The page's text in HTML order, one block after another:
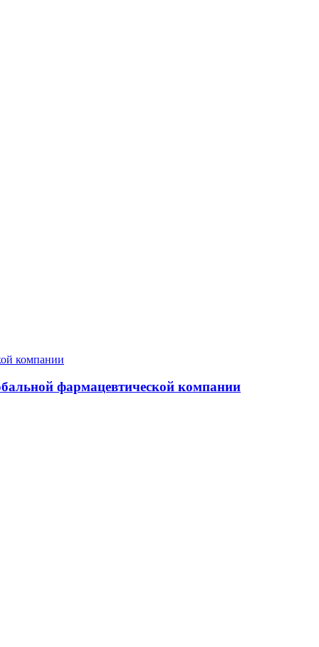
фармацевтической компании